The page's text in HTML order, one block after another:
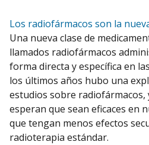
Los radiofármacos son la
Una nueva clase de
llamados radiofármacos
forma directa y específica en
los últimos años hubo una
estudios sobre radiofármacos,
esperan que sean eficaces en
que tengan menos efectos
radioterapia estándar.